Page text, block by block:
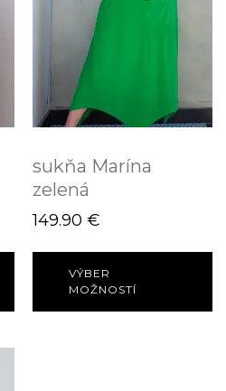
sukňa Marína
zelená
149.90 €
VÝBER
MOŽNOSTÍ